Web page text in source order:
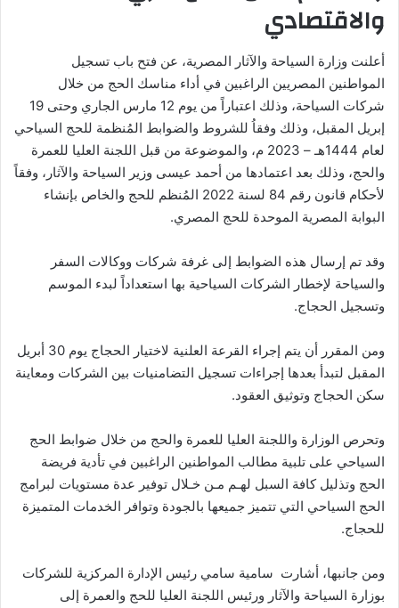
والاقتصادي
أعلنت وزارة السياحة والآثار المصرية، عن فتح باب تسجيل
المواطنين المصريين الراغبين في أداء مناسك الحج من خلال
شركات السياحة، وذلك اعتباراً من يوم 12 مارس الجاري وحتى 19
إبريل المقبل، وذلك وفقاُ للشروط والضوابط المُنظمة للحج السياحي
لعام 1444هـ – 2023 م، والموضوعة من قبل اللجنة العليا للعمرة
والحج، وذلك بعد اعتمادها من أحمد عيسى وزير السياحة والآثار، وفقاً
لأحكام قانون رقم 84 لسنة 2022 المُنظم للحج والخاص بإنشاء
البوابة المصرية الموحدة للحج المصري.
وقد تم إرسال هذه الضوابط إلى غرفة شركات ووكالات السفر
والسياحة لإخطار الشركات السياحية بها استعداداً لبدء الموسم
وتسجيل الحجاج.
ومن المقرر أن يتم إجراء القرعة العلنية لاختيار الحجاج يوم 30 أبريل
المقبل لتبدأ بعدها إجراءات تسجيل التضامنيات بين الشركات ومعاينة
سكن الحجاج وتوثيق العقود.
وتحرص الوزارة واللجنة العليا للعمرة والحج من خلال ضوابط الحج
السياحي على تلبية مطالب المواطنين الراغبين في تأدية فريضة
الحج وتذليل كافة السبل لهـم مـن خـلال توفير عدة مستويات لبرامج
الحج السياحي التي تتميز جميعها بالجودة وتوافر الخدمات المتميزة
للحجاج.
ومن جانبها، أشارت سامية سامي رئيس الإدارة المركزية للشركات
بوزارة السياحة والآثار ورئيس اللجنة العليا للحج والعمرة إلى